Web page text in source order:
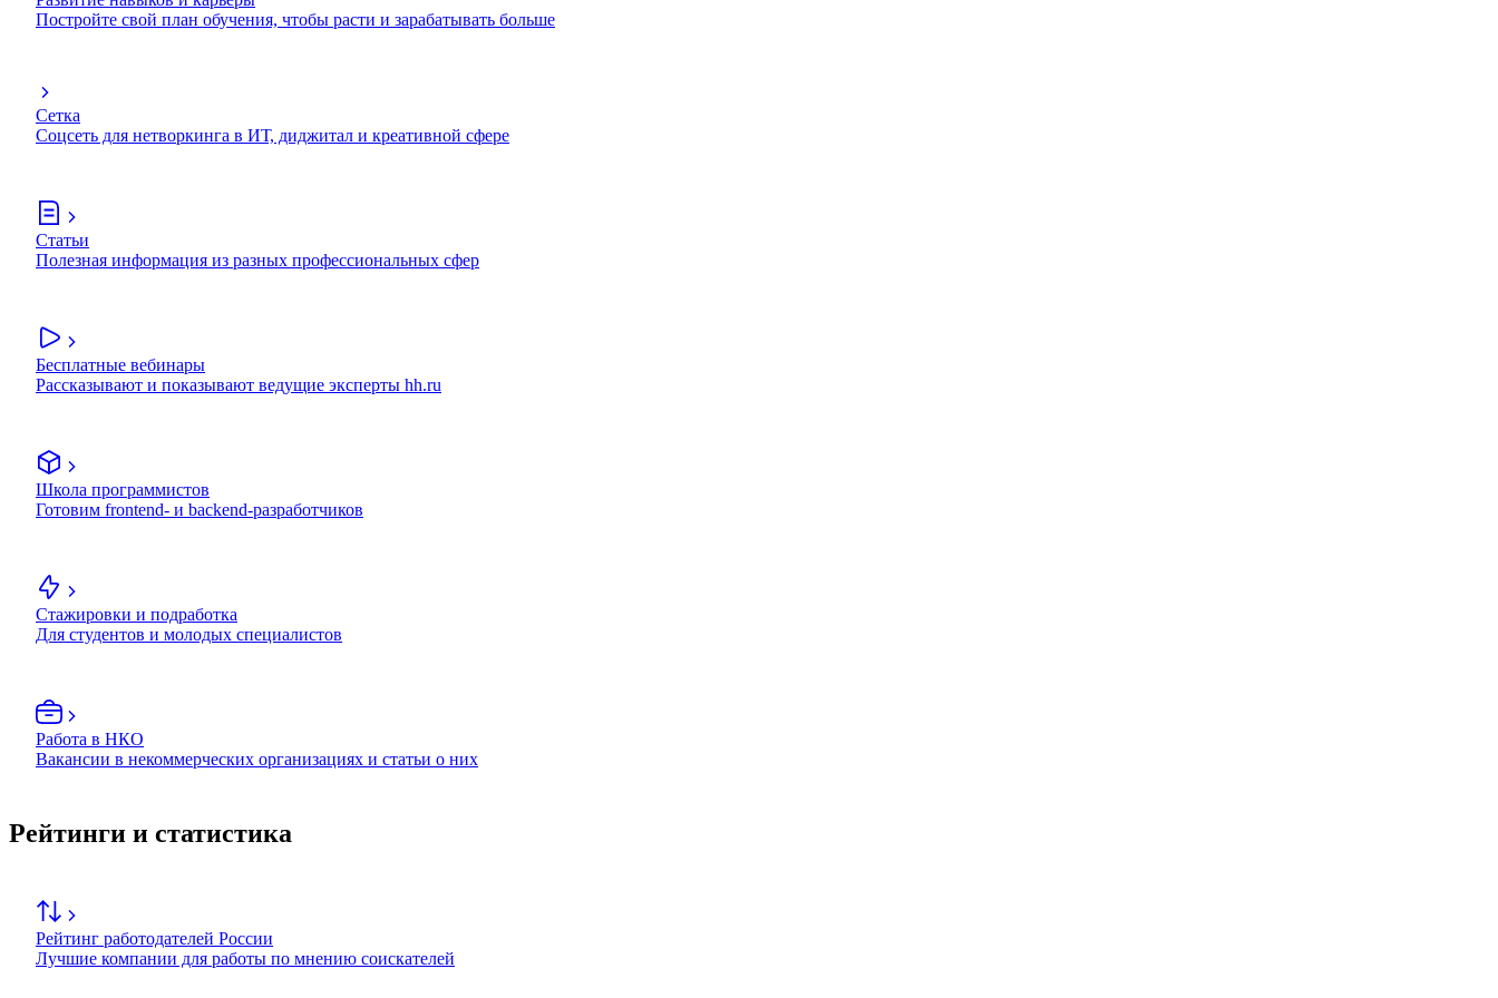
Постройте свой план обучения, чтобы расти и зарабатывать больше
Сетка
Соцсеть для нетворкинга в ИТ, диджитал и креативной сфере
Статьи
Полезная информация из разных профессиональных сфер
Бесплатные вебинары
Рассказывают и показывают ведущие эксперты hh.ru
Школа программистов
Готовим frontend- и backend-разработчиков
Стажировки и подработка
Для студентов и молодых специалистов
Работа в НКО
Вакансии в некоммерческих организациях и статьи о них
Рейтинги и статистика
Рейтинг работодателей России
Лучшие компании для работы по мнению соискателей